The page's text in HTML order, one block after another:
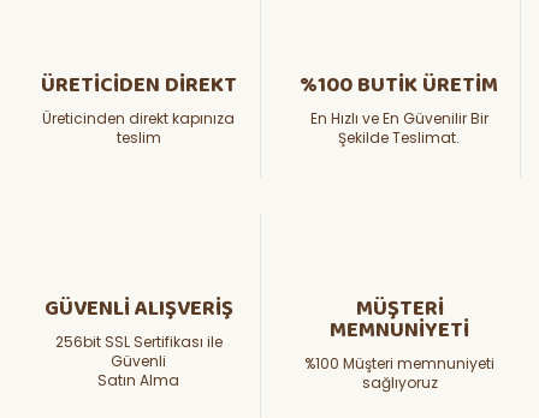
ÜRETİCİDEN DİREKT
Üreticinden direkt kapınıza
teslim
%100 BUTİK ÜRETİM
En Hızlı ve En Güvenilir Bir
Şekilde Teslimat.
GÜVENLİ ALIŞVERİŞ
256bit SSL Sertifikası ile
Güvenli
Satın Alma
MÜŞTERİ
MEMNUNİYETİ
%100 Müşteri memnuniyeti
sağlıyoruz